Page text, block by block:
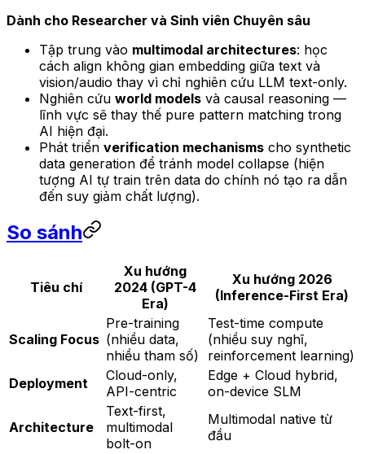
Dành cho Researcher và Sinh viên Chuyên sâu
Tập trung vào multimodal architectures: học
cách align không gian embedding giữa text và
vision/audio thay vì chỉ nghiên cứu LLM text-only.
Nghiên cứu world models và causal reasoning —
lĩnh vực sẽ thay thế pure pattern matching trong
AI hiện đại.
Phát triển verification mechanisms cho synthetic
data generation để tránh model collapse (hiện
tượng AI tự train trên data do chính nó tạo ra dẫn
đến suy giảm chất lượng).
So sánh
Tiêu chí
Xu hướng
2024 (GPT-4
Era)
Xu hướng 2026
(Inference-First Era)
Scaling Focus
Pre-training
(nhiều data,
nhiều tham số)
Test-time compute
(nhiều suy nghĩ,
reinforcement learning)
Deployment
Cloud-only,
API-centric
Edge + Cloud hybrid,
on-device SLM
Architecture
Text-first,
multimodal
bolt-on
Multimodal native từ
đầu